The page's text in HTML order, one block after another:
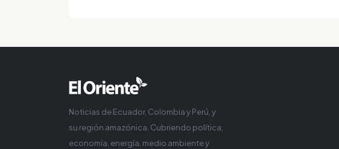
Noticias de Ecuador, Colombia y Perú, y
su región amazónica. Cubriendo política,
economía, energía, medio ambiente y